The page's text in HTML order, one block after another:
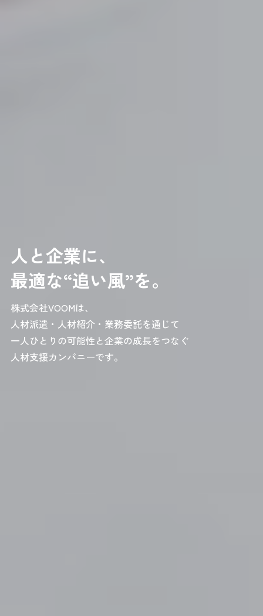
人と企業に、
最適な“追い風”を。
株式会社VOOMは、
人材派遣・人材紹介・業務委託を通じて
一人ひとりの可能性と企業の成長をつなぐ
人材支援カンパニーです。